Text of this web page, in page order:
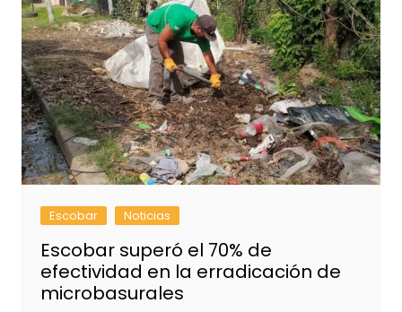
Escobar Noticias
Escobar superó el 70% de
efectividad en la erradicación de
microbasurales